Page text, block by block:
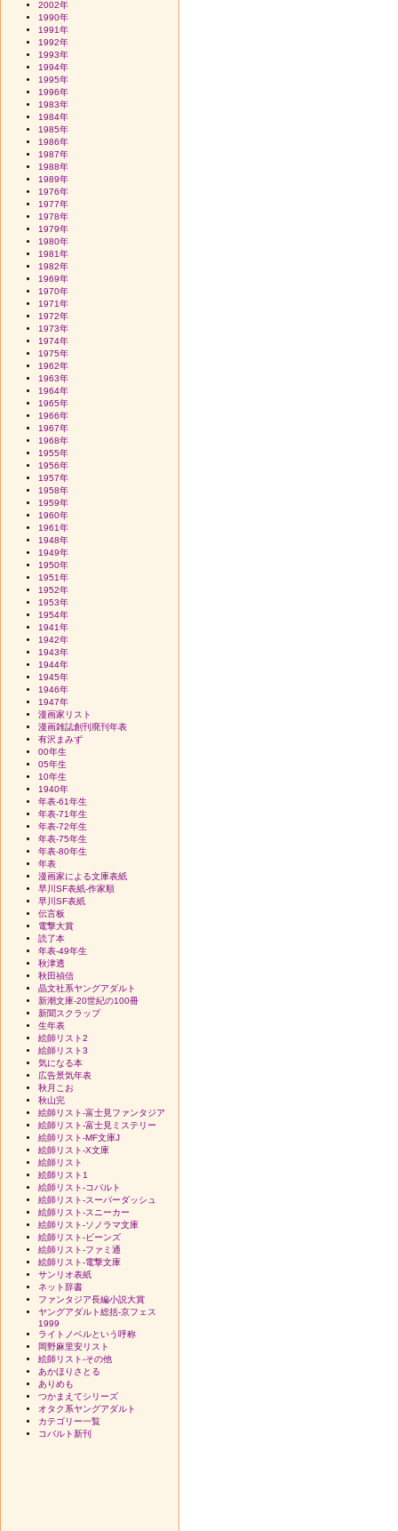
2002年
1990年
1991年
1992年
1993年
1994年
1995年
1996年
1983年
1984年
1985年
1986年
1987年
1988年
1989年
1976年
1977年
1978年
1979年
1980年
1981年
1982年
1969年
1970年
1971年
1972年
1973年
1974年
1975年
1962年
1963年
1964年
1965年
1966年
1967年
1968年
1955年
1956年
1957年
1958年
1959年
1960年
1961年
1948年
1949年
1950年
1951年
1952年
1953年
1954年
1941年
1942年
1943年
1944年
1945年
1946年
1947年
漫画家リスト
漫画雑誌創刊廃刊年表
有沢まみず
00年生
05年生
10年生
1940年
年表-61年生
年表-71年生
年表-72年生
年表-75年生
年表-80年生
年表
漫画家による文庫表紙
早川SF表紙-作家順
早川SF表紙
伝言板
電撃大賞
読了本
年表-49年生
秋津透
秋田禎信
晶文社系ヤングアダルト
新潮文庫-20世紀の100冊
新聞スクラップ
生年表
絵師リスト2
絵師リスト3
気になる本
広告景気年表
秋月こお
秋山完
絵師リスト-富士見ファンタジア
絵師リスト-富士見ミステリー
絵師リスト-MF文庫J
絵師リスト-X文庫
絵師リスト
絵師リスト1
絵師リスト-コバルト
絵師リスト-スーパーダッシュ
絵師リスト-スニーカー
絵師リスト-ソノラマ文庫
絵師リスト-ビーンズ
絵師リスト-ファミ通
絵師リスト-電撃文庫
サンリオ表紙
ネット辞書
ファンタジア長編小説大賞
ヤングアダルト総括-京フェス
1999
ライトノベルという呼称
岡野麻里安リスト
絵師リスト-その他
あかほりさとる
ありめも
つかまえてシリーズ
オタク系ヤングアダルト
カテゴリー一覧
コバルト新刊